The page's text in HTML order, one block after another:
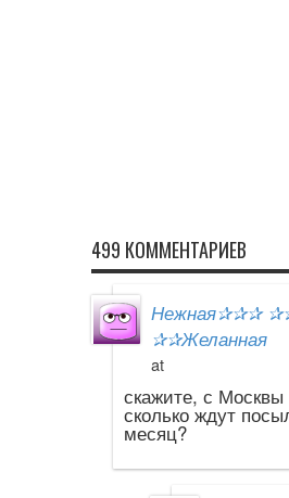
499 КОММЕНТАРИЕВ
Нежная✰✰✰
✰✰Желанная
at
скажите, с
сколько ждут
месяц?